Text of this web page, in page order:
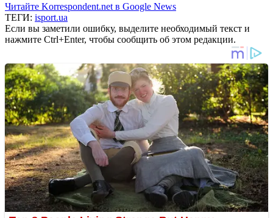
Читайте Korrespondent.net в Google News
ТЕГИ: isport.ua
Если вы заметили ошибку, выделите необходимый текст и
нажмите Ctrl+Enter, чтобы сообщить об этом редакции.